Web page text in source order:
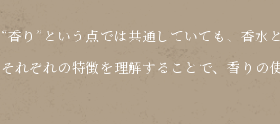
“香り”という点では共通していても、香水
それぞれの特徴を理解することで、香りの